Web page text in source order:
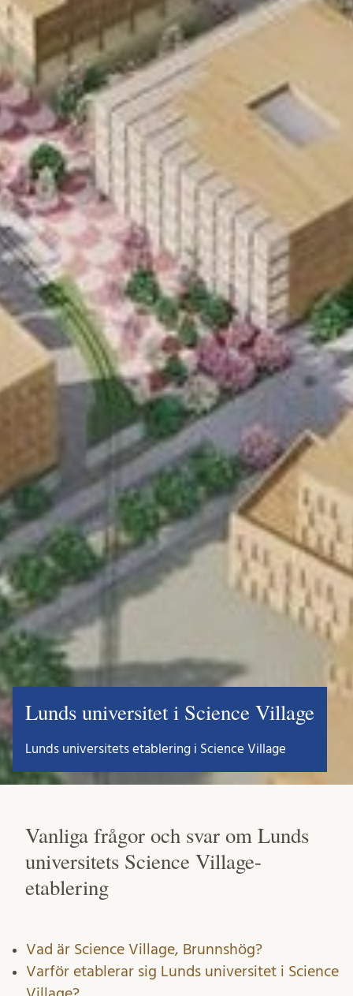
Lunds universitet i Science Village
Lunds universitets etablering i Science Village
Vanliga frågor och svar om Lunds
universitets Science Village-
etablering
Vad är Science Village, Brunnshög?
Varför etablerar sig Lunds universitet i Science